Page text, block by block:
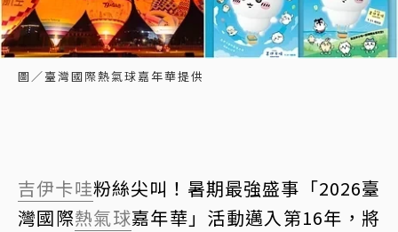
圖／臺灣國際熱氣球嘉年華提供
吉伊卡哇粉絲尖叫！暑期最強盛事「2026臺
灣國際熱氣球嘉年華」活動邁入第16年，將